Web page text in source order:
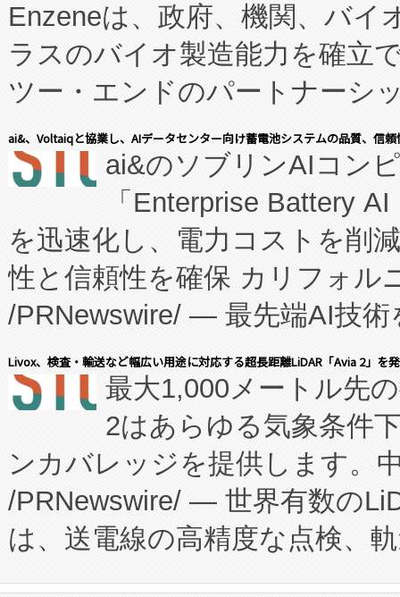
Enzeneは、政府、機関、バイ
ラスのバイオ製造能力を確立
ツー・エンドのパートナーシ
表しました。 同社の実績ある
manufacturing™ (FCCM™) プ
たNeXは、バイオ医薬品製造
従来のフェッドバッチ施設の
に、患者やサプライチェーン
キー方式で拡張性が高く、持
す。FCCM‑を活用した現地生
患者にとっての費用負担を大
のアクセスを大幅に拡大する
Fully-Connected Continuous
プログラムには、施設設計・
に関する技術移転および知的
構造化トレーニングカリキュ
ai&、Voltaiqと協業し、AIデータセンター向け蓄電池システムの品質、信
ai&のソブリンAIコン
「Enterprise Battery
を迅速化し、電力コストを削
性と信頼性を確保 カリフォル
/PRNewswire/ — 最先端AI技術
会社エーアイ・アンド：本社
President原信平）と、エンタ
ードするVoltaiqは、日本にあ
ーエネルギー貯蔵システム（
た。 Voltaiq独自のAI搭載プラ
定、統合、導入、運用に至る
安全性を追跡し、確保する事
Livox、検査・輸送など幅広い用途に対応する超長距離LiDAR「Avia 2」を
最大1,000メートル先
2はあらゆる気象条件
ンカバレッジを提供します。
/PRNewswire/ — 世界有数の
は、送電線の高精度な点検、
や穀物倉庫におけるバルク材